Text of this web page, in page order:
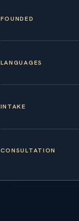
FOUNDED
LANGUAGES
INTAKE
CONSULTATION